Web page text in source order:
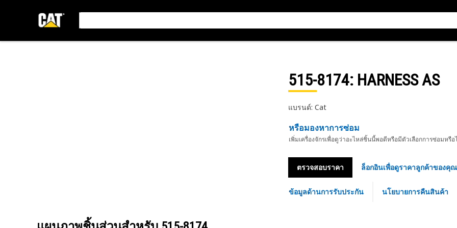
515-8174: HARNESS AS
แบรนด์: Cat
หรือมองหาการซ่อม
เพิ่มเครื่องจักรเพื่อดูว่าอะไหล่ชิ้นนี้พอดีหรือมีตัวเลือกการซ่อมหรือ
ตรวจสอบราคา ล็อกอินเพื่อดูราคาลูกค้าของคุณ
ข้อมูลด้านการรับประกัน นโยบายการคืนสินค้า